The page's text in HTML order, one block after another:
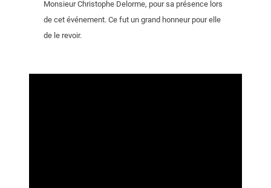
Monsieur Christophe Delorme, pour sa présence lors
de cet événement. Ce fut un grand honneur pour elle
de le revoir.